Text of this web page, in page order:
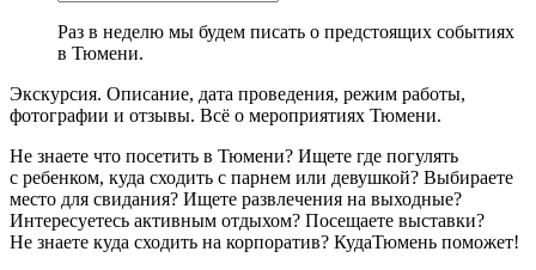
Раз в неделю мы будем писать о предстоящих событиях
в Тюмени.
Экскурсия. Описание, дата проведения, режим работы,
фотографии и отзывы. Всё о мероприятиях Тюмени.
Не знаете что посетить в Тюмени? Ищете где погулять
с ребенком, куда сходить с парнем или девушкой? Выбираете
место для свидания? Ищете развлечения на выходные?
Интересуетесь активным отдыхом? Посещаете выставки?
Не знаете куда сходить на корпоратив? КудаТюмень поможет!